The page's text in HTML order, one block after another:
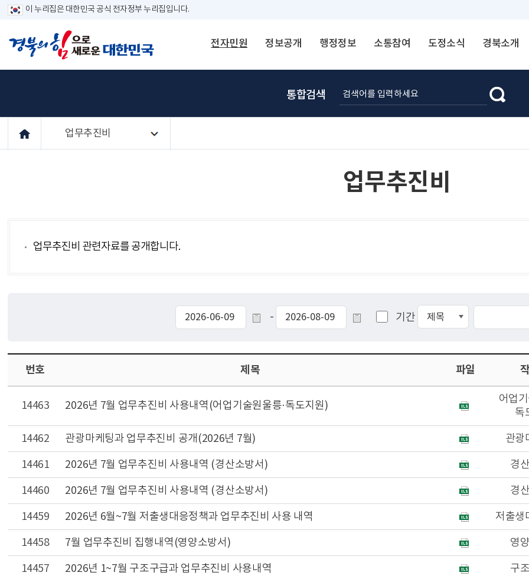
이 누리집은 대한민국 공식 전자정부 누리집입니다.
전자민원 정보공개 행정정보 소통참여 도정소식 경북소개
통합검색
업무추진비
업무추진비
업무추진비 관련자료를 공개합니다.
- 기간
번호 제목 파일
14463 2026년 7월 업무추진비 사용내역(어업기술원울릉·독도지원)
어업
독
14462 관광마케팅과 업무추진비 공개(2026년 7월) 관광
14461 2026년 7월 업무추진비 사용내역 (경산소방서) 경
14460 2026년 7월 업무추진비 사용내역 (경산소방서) 경
14459 2026년 6월~7월 저출생대응정책과 업무추진비 사용 내역 저출생
14458 7월 업무추진비 집행내역(영양소방서) 영
14457 2026년 1~7월 구조구급과 업무추진비 사용내역 구